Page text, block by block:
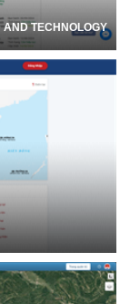
TECHNOLOGY